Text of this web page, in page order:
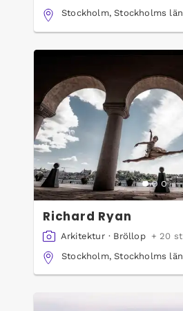
Stockholm, Stockholms län
Richard Ryan
Arkitektur · Bröllop
+ 20 st
Stockholm, Stockholms län